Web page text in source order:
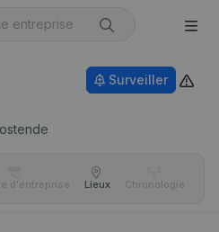
Surveiller
d'entreprise Lieux Chronologie